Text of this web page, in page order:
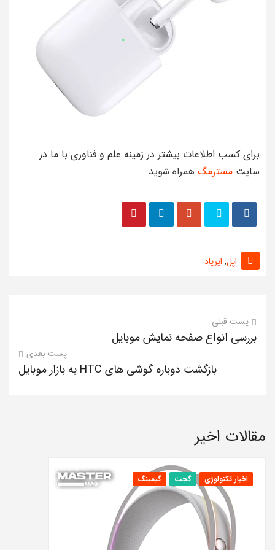
برای کسب اطلاعات بیشتر در زمینه علم و فناوری با ما در
سایت مسترمگ همراه شوید.
اپل, ایرپاد
پست قبلی
بررسی انواع صفحه نمایش موبایل
پست بعدی
بازگشت دوباره گوشی های HTC به بازار موبایل
مقالات اخیر
اخبار تکنولوژی گجت گیمینگ